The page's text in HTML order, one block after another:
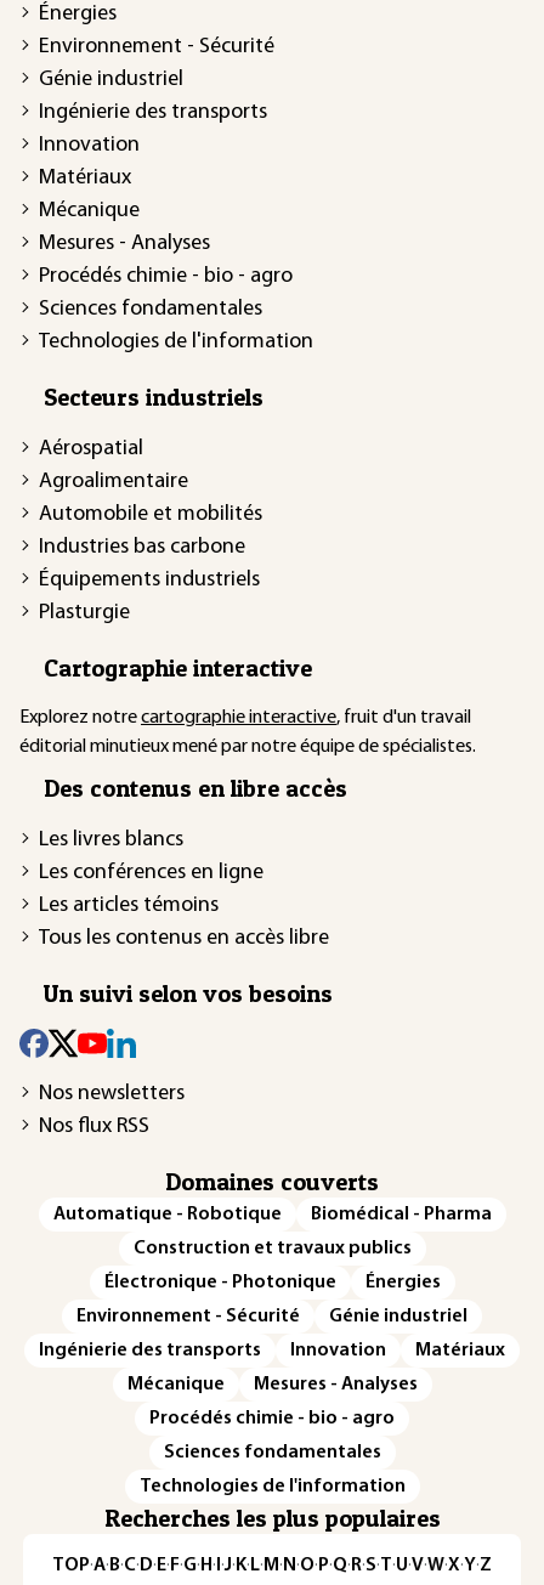
Énergies
Environnement - Sécurité
Génie industriel
Ingénierie des transports
Innovation
Matériaux
Mécanique
Mesures - Analyses
Procédés chimie - bio - agro
Sciences fondamentales
Technologies de l'information
Secteurs industriels
Aérospatial
Agroalimentaire
Automobile et mobilités
Industries bas carbone
Équipements industriels
Plasturgie
Cartographie interactive
Explorez notrecartographie interactive, fruit d'un travail
éditorial minutieux mené par notre équipe de spécialistes.
Des contenus en libre accès
Les livres blancs
Les conférences en ligne
Les articles témoins
Tous les contenus en accès libre
Un suivi selon vos besoins
Nos newsletters
Nos flux RSS
Domaines couverts
Automatique - Robotique
Biomédical - Pharma
Construction et travaux publics
Électronique - Photonique
Énergies
Environnement - Sécurité
Génie industriel
Ingénierie des transports
Innovation
Matériaux
Mécanique
Mesures - Analyses
Procédés chimie - bio - agro
Sciences fondamentales
Technologies de l'information
Recherches les plus populaires
TOP·A·B·C· D· E· F·G· H · ·J· K· L· M · N ·O· P·Q· R·S·T·U·V·W·X·Y·Z